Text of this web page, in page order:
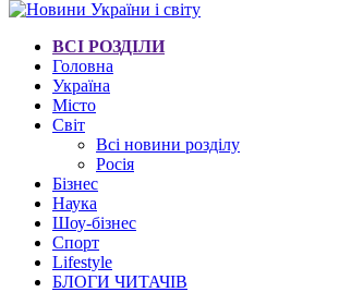
ВСІ РОЗДІЛИ
Головна
Україна
Місто
Світ
Всі новини розділу
Росія
Бізнес
Наука
Шоу-бізнес
Спорт
Lifestyle
БЛОГИ ЧИТАЧІВ